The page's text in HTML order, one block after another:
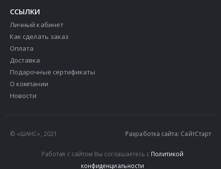
ССЫЛКИ
Личный кабинет
Как сделать заказ
Оплата
Доставка
Подарочные сертификаты
О компании
Новости
© «ШАНС», 2021 Разработка сайта: СайтСтарт
Работая с сайтом Вы соглашаетесь с Политикой
конфиденциальности